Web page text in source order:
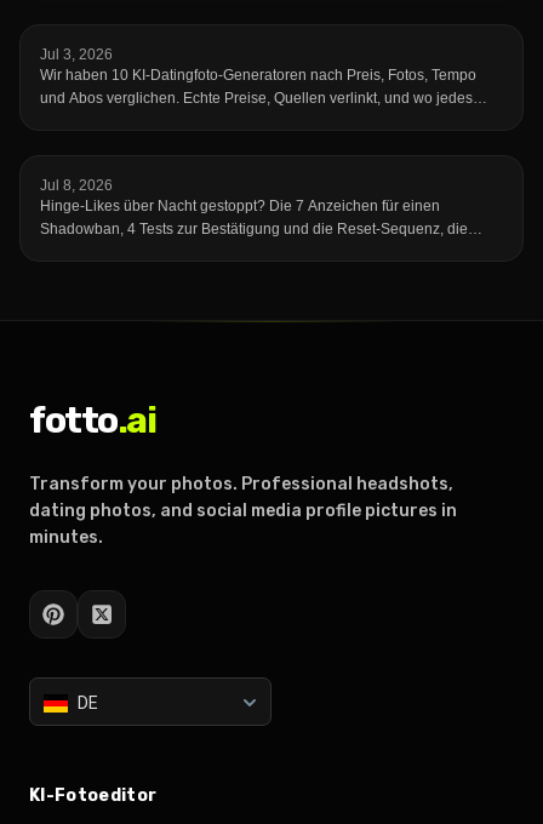
Jul 3, 2026
Wir haben 10 KI-Datingfoto-Generatoren nach Preis, Fotos, Tempo
und Abos verglichen. Echte Preise, Quellen verlinkt, und wo jedes
Jul 8, 2026
Hinge-Likes über Nacht gestoppt? Die 7 Anzeichen für einen
Shadowban, 4 Tests zur Bestätigung und die Reset-Sequenz, die
fotto.ai
Transform your photos. Professional headshots,
dating photos, and social media profile pictures in
minutes.
DE
KI-Fotoeditor